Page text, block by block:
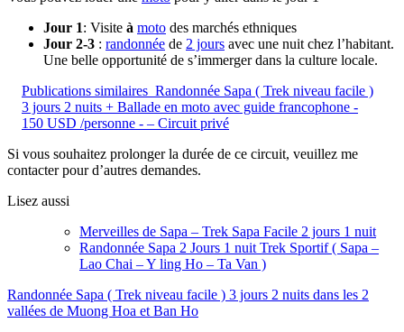
Jour 1: Visite à moto des marchés ethniques
Jour 2-3 : randonnée de 2 jours avec une nuit chez l’habitant.
Une belle opportunité de s’immerger dans la culture locale.
Publications similaires Randonnée Sapa ( Trek niveau facile )
3 jours 2 nuits + Ballade en moto avec guide francophone -
150 USD /personne - – Circuit privé
Si vous souhaitez prolonger la durée de ce circuit, veuillez me
contacter pour d’autres demandes.
Lisez aussi
Merveilles de Sapa – Trek Sapa Facile 2 jours 1 nuit
Randonnée Sapa 2 Jours 1 nuit Trek Sportif ( Sapa –
Lao Chai – Y ling Ho – Ta Van )
Randonnée Sapa ( Trek niveau facile ) 3 jours 2 nuits dans les 2
vallées de Muong Hoa et Ban Ho